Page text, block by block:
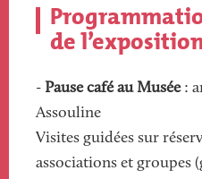
de
- Pause café au Musée:
Assouline
Visites guidées sur
associations et groupes